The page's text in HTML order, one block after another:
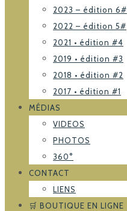
2023 – édition 6#
2022 – édition 5#
2021 • édition #4
2019 • édition #3
2018 • édition #2
2017 • édition #1
MÉDIAS
VIDEOS
PHOTOS
360°
CONTACT
LIENS
🛒 BOUTIQUE EN LIGNE